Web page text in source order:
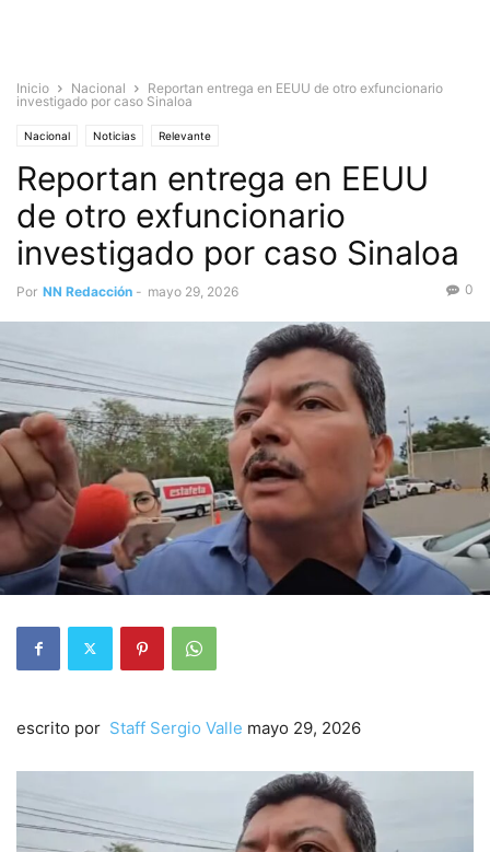
Inicio Nacional
Reportan entrega en EEUU de otro exfuncionario
investigado por caso Sinaloa
Nacional Noticias Relevante
Reportan entrega en EEUU
de otro exfuncionario
investigado por caso Sinaloa
Por NN Redacción - mayo 29, 2026 0
escrito por Staff Sergio Valle mayo 29, 2026